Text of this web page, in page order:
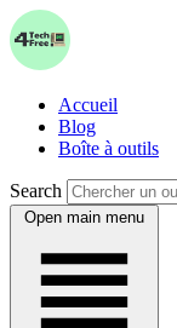
Accueil
Blog
Boîte à outils
Search
Open main menu